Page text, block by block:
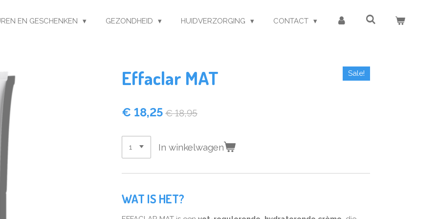
EN GESCHENKEN GEZONDHEID HUIDVERZORGING CONTACT
Effaclar MAT Sale!
€ 18,25 € 18,95
In winkelwagen
WAT IS HET?